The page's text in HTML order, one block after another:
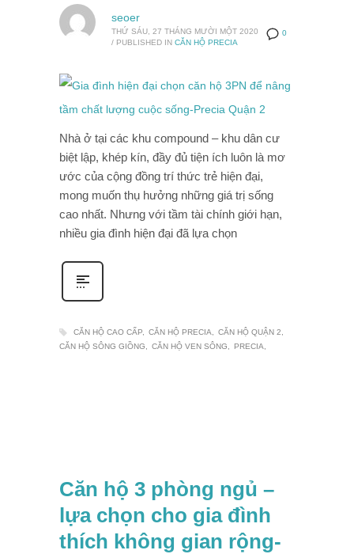
0
seoer
THỨ SÁU, 27 THÁNG MƯỜI MỘT 2020
/ PUBLISHED IN CĂN HỘ PRECIA
Nhà ở tại các khu compound – khu dân cư
biệt lập, khép kín, đầy đủ tiện ích luôn là mơ
ước của cộng đồng trí thức trẻ hiện đại,
mong muốn thụ hưởng những giá trị sống
cao nhất. Nhưng với tầm tài chính giới hạn,
nhiều gia đình hiện đại đã lựa chọn
CĂN HỘ CAO CẤP CĂN HỘ PRECIA
CĂN HỘ QUẬN 2
CĂN HỘ SÔNG GIỒNG
CĂN HỘ VEN SÔNG PRECIA
Căn hộ 3 phòng ngủ –
lựa chọn cho gia đình
thích không gian rộng-